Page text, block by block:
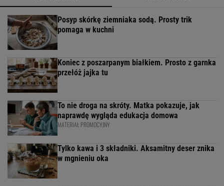
Posyp skórkę ziemniaka sodą. Prosty trik
pomaga w kuchni
Koniec z poszarpanym białkiem. Prosto z garnka
przełóż jajka tu
To nie droga na skróty. Matka pokazuje, jak
naprawdę wygląda edukacja domowa
MATERIAŁ PROMOCYJNY
Tylko kawa i 3 składniki. Aksamitny deser znika
w mgnieniu oka